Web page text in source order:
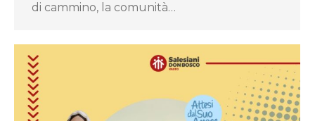
di cammino, la comunità…